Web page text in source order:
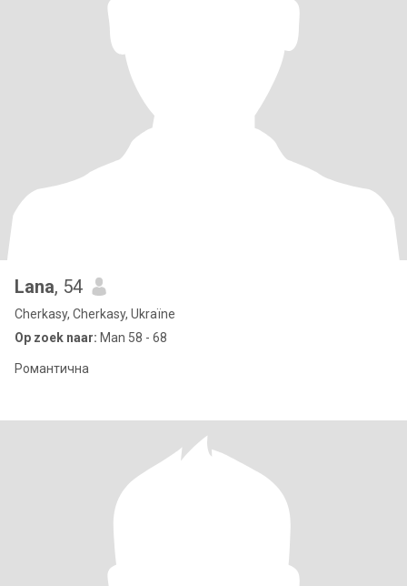
Lana, 54
Cherkasy, Cherkasy, Ukraïne
Op zoek naar: Man 58 - 68
Романтична